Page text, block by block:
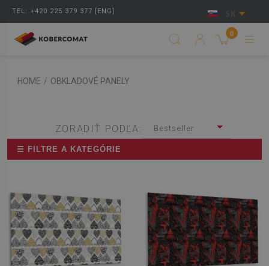
TEL: +420 225 379 377 [ENG] SK
0
HOME / OBKLADOVÉ PANELY
ZORADIŤ PODĽA: Bestseller
☰ FILTRE A KATEGÓRIE